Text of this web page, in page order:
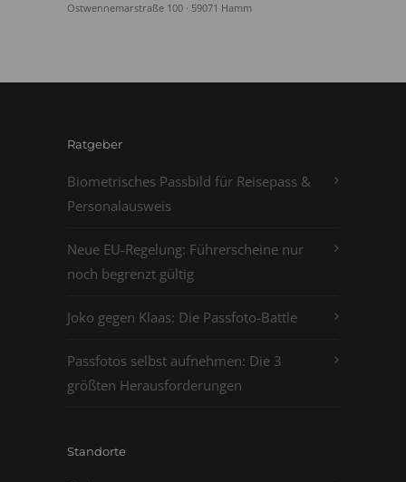
Ostwennemarstraße 100 · 59071 Hamm
Ratgeber
Biometrisches Passbild für Reisepass &
Personalausweis
Neue EU-Regelung: Führerscheine nur
noch begrenzt gültig
Joko gegen Klaas: Die Passfoto-Battle
Passfotos selbst aufnehmen: Die 3
größten Herausforderungen
Standorte